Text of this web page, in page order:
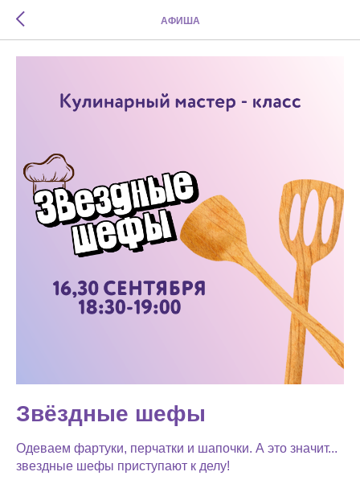
АФИША
Звёздные шефы
Одеваем фартуки, перчатки и шапочки. А это значит...
звездные шефы приступают к делу!